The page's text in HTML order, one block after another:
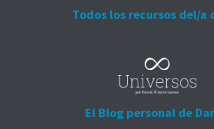
Todos los recursos del/a
El Blog personal de